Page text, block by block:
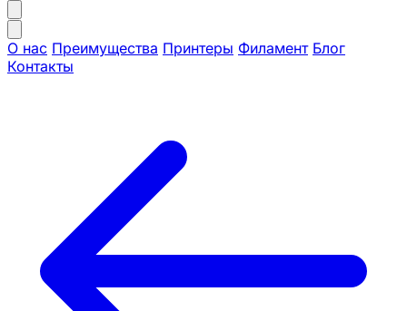
О нас Преимущества Принтеры Филамент Блог
Контакты